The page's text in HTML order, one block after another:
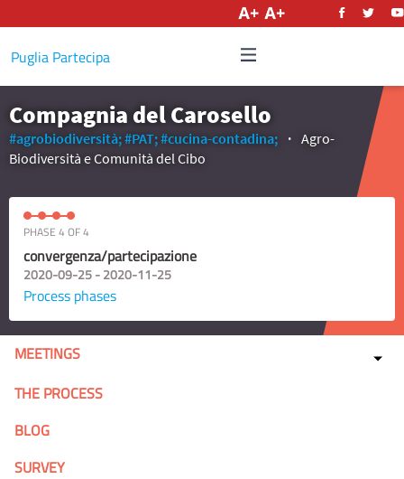
Puglia Partecipa
Compagnia del Carosello
#agrobiodiversità;#PAT;#cucina-contadina;
Agro-
Biodiversità e Comunità del Cibo
PHASE 4 OF 4
convergenza/partecipazione
2020-09-25 - 2020-11-25
Process phases
MEETINGS
THE PROCESS
BLOG
SURVEY